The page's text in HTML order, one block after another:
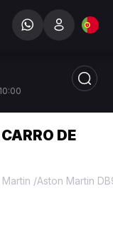
10:00
DE
/Aston Martin